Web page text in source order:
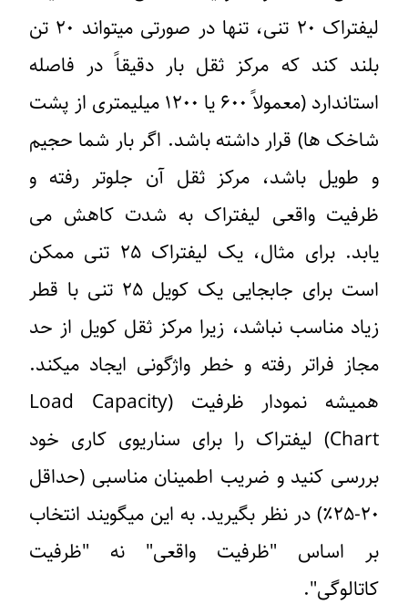
لیفتراک ۲۰ تنی، تنها در صورتی میتواند ۲۰ تن
بلند کند که مرکز ثقل بار دقیقاً در فاصله
استاندارد (معمولاً ۶۰۰ یا ۱۲۰۰ میلیمتری از پشت
شاخک ها) قرار داشته باشد. اگر بار شما حجیم
و طویل باشد، مرکز ثقل آن جلوتر رفته و
ظرفیت واقعی لیفتراک به شدت کاهش می
یابد. برای مثال، یک لیفتراک ۲۵ تنی ممکن
است برای جابجایی یک کویل ۲۵ تنی با قطر
زیاد مناسب نباشد، زیرا مرکز ثقل کویل از حد
مجاز فراتر رفته و خطر واژگونی ایجاد میکند.
همیشه نمودار ظرفیت (Load Capacity
Chart) لیفتراک را برای سناریوی کاری خود
بررسی کنید و ضریب اطمینان مناسبی (حداقل
۲۰-۲۵٪) در نظر بگیرید. به این میگویند انتخاب
بر اساس "ظرفیت واقعی" نه "ظرفیت
کاتالوگی".